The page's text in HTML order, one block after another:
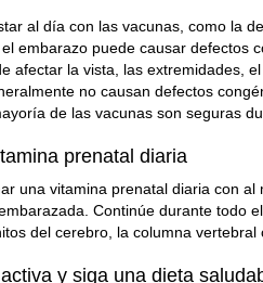
al día con las vacunas, como la
embarazo puede causar defectos
afectar la vista, las extremidades,
no causan defectos
de las vacunas son seguras
prenatal diaria
una vitamina prenatal diaria con
Continúe durante todo
del cerebro, la columna
y siga una dieta